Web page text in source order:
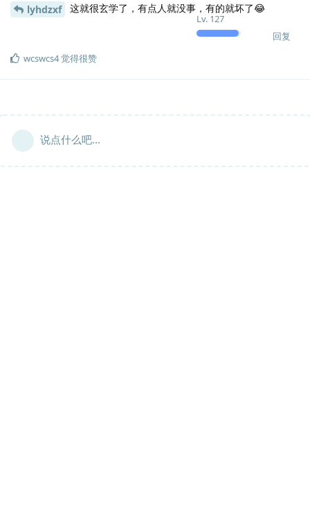
Lv. 127
lyhdzxf 这就很玄学了，有点人就没事，有的就坏了😂
回复
wcswcs4觉得很赞
说点什么吧...